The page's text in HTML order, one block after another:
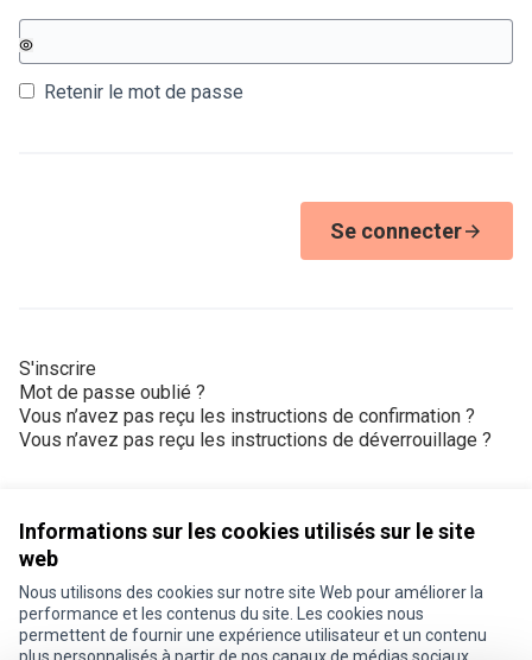
Informations sur les cookies utilisés sur le site
web
Nous utilisons des cookies sur notre site Web pour améliorer la
performance et les contenus du site. Les cookies nous
permettent de fournir une expérience utilisateur et un contenu
Retenir le mot de passe
Se connecter
S'inscrire
Mot de passe oublié ?
Vous n’avez pas reçu les instructions de confirmation ?
Vous n’avez pas reçu les instructions de déverrouillage ?
Conditions d'utilisation
Paramètres des cookies
Je participe ! sur X
Je participe ! sur Facebook
Je participe ! sur Instagram